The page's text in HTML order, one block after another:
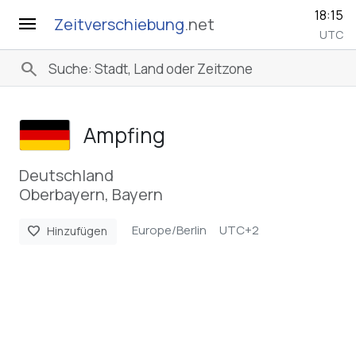
menu Zeitverschiebung.net 18:15
UTC
search
Ampfing
Deutschland
Oberbayern, Bayern
favorite Hinzufügen Europe/Berlin UTC+2